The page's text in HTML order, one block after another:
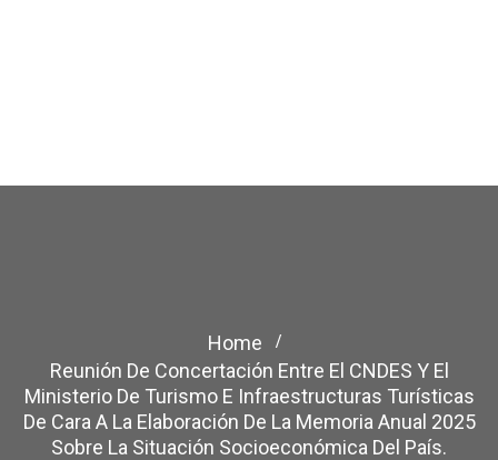
Home
Reunión De Concertación Entre El CNDES Y El
Ministerio De Turismo E Infraestructuras Turísticas
De Cara A La Elaboración De La Memoria Anual 2025
Sobre La Situación Socioeconómica Del País.